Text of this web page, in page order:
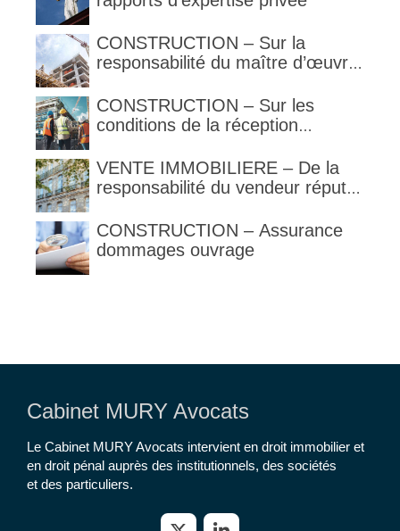
CONSTRUCTION – Sur la
responsabilité du maître d’œuvre
l’architecte supporte une
obligation de contrôle étendu
CONSTRUCTION – Sur les
conditions de la réception
VENTE IMMOBILIERE – De la
responsabilité du vendeur réputé
1792 et suivants du code civil
CONSTRUCTION – Assurance
dommages ouvrage
Cabinet MURY Avocats
Le Cabinet MURY Avocats intervient en droit immobilier et
en droit pénal auprès des institutionnels, des sociétés
et des particuliers.